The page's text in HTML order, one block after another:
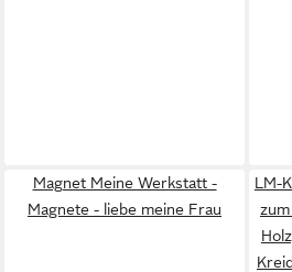
Magnet Meine Werkstatt -
Magnete - liebe meine Frau
LM-